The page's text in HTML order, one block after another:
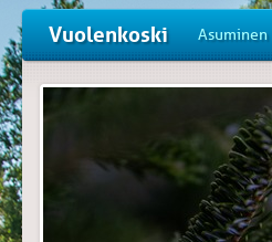
Vuolenkoski Asuminen